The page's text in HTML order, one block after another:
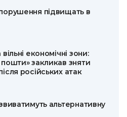
підвищать в
економічні зони:
пошти» закликав зняти
російських атак
альтернативну